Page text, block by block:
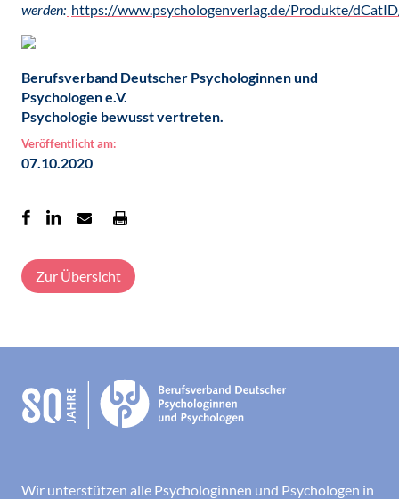
werden: https://www.psychologenverlag.de/Produkte/
Berufsverband Deutscher Psychologinnen und
Psychologen e.V.
Psychologie bewusst vertreten.
Veröffentlicht am:
07.10.2020
Zur Übersicht
Wir unterstützen alle Psychologinnen und Psychologen in